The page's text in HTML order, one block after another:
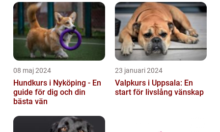
08 maj 2024
Hundkurs i Nyköping - En
guide för dig och din
bästa vän
23 januari 2024
Valpkurs i Uppsala: En
start för livslång vänskap